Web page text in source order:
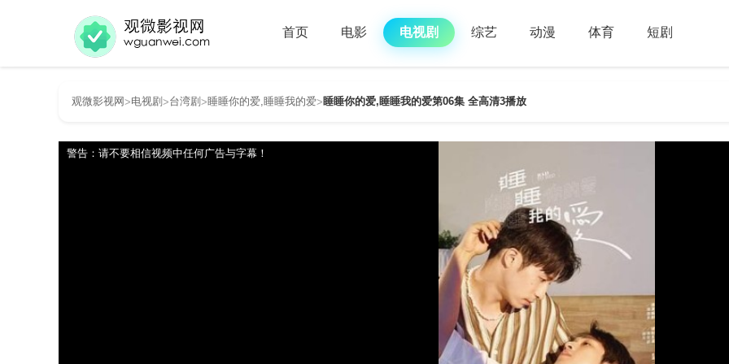
首页 电影 电视剧 综艺 动漫 体育 短剧
观微影视网>电视剧 >台湾剧 >睡睡你的爱,睡睡我的爱> 睡睡你的爱,睡睡我的爱第06集 全高清3播放
警告：请不要相信视频中任何广告与字幕！